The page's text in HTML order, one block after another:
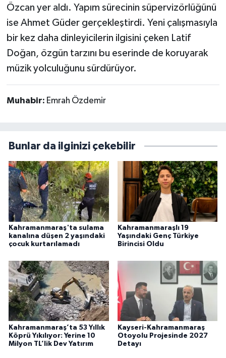
Özcan yer aldı. Yapım sürecinin süpervizörlüğünü
ise Ahmet Güder gerçekleştirdi. Yeni çalışmasıyla
bir kez daha dinleyicilerin ilgisini çeken Latif
Doğan, özgün tarzını bu eserinde de koruyarak
müzik yolculuğunu sürdürüyor.
Muhabir: Emrah Özdemir
Bunlar da ilginizi çekebilir
Kahramanmaraş'ta sulama
kanalına düşen 2 yaşındaki
çocuk kurtarılamadı
Kahramanmaraşlı 19
Yaşındaki Genç Türkiye
Birincisi Oldu
Kahramanmaraş’ta 53 Yıllık
Köprü Yıkılıyor: Yerine 10
Milyon TL’lik Dev Yatırım
Kayseri-Kahramanmaraş
Otoyolu Projesinde 2027
Detayı